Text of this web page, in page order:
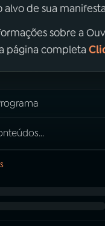
de sua
sobre a
página completa